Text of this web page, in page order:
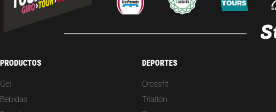
PRODUCTOS
Gel
Bebidas
DEPORTES
Crossfit
Triatlón